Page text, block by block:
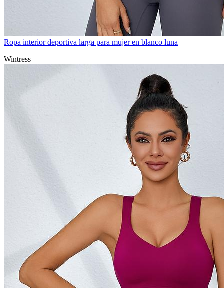
Ropa interior deportiva larga para mujer en blanco luna
Wintress